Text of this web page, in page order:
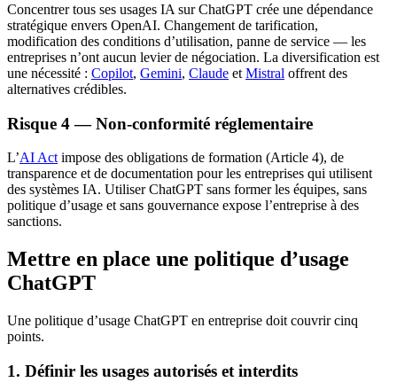
Concentrer tous ses usages IA sur ChatGPT crée une dépendance
stratégique envers OpenAI. Changement de tarification,
modification des conditions d’utilisation, panne de service — les
entreprises n’ont aucun levier de négociation. La diversification est
une nécessité : Copilot, Gemini, Claude et Mistral offrent des
alternatives crédibles.
Risque 4 — Non-conformité réglementaire
L’AI Act impose des obligations de formation (Article 4), de
transparence et de documentation pour les entreprises qui utilisent
des systèmes IA. Utiliser ChatGPT sans former les équipes, sans
politique d’usage et sans gouvernance expose l’entreprise à des
sanctions.
Mettre en place une politique d’usage
ChatGPT
Une politique d’usage ChatGPT en entreprise doit couvrir cinq
points.
1. Définir les usages autorisés et interdits